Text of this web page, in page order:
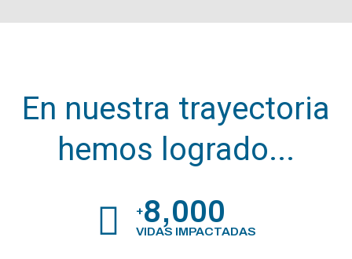
En nuestra trayectoria
hemos logrado...
+8,000
VIDAS IMPACTADAS